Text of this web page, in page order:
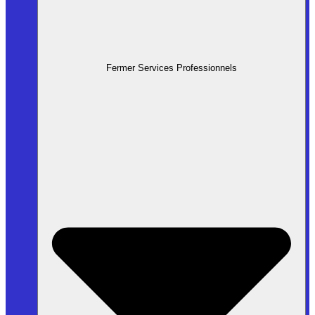
Fermer Services Professionnels